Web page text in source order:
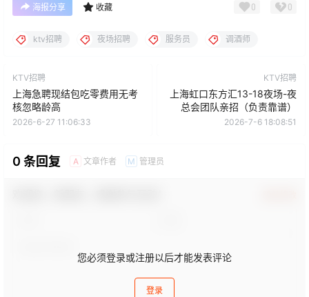
海报分享 收藏 0 0
ktv招聘 夜场招聘 服务员 调酒师
KTV招聘
上海急聘现结包吃零费用无考
核忽略龄高
2026-6-27 11:06:33
KTV招聘
上海虹口东方汇13-18夜场-夜
总会团队亲招（负责靠谱）
2026-7-6 18:08:51
0 条回复 A 文章作者 M 管理员
您必须登录或注册以后才能发表评论
登录